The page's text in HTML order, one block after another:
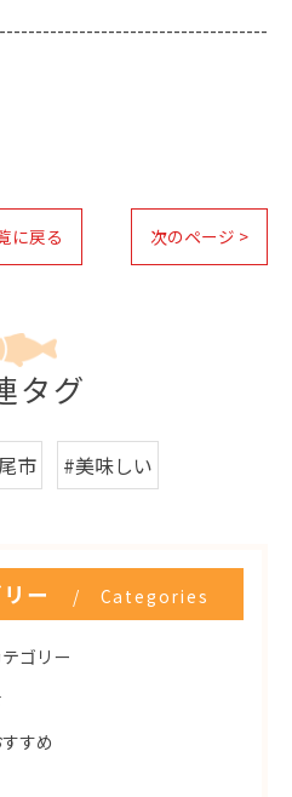
に戻る 次のページ >
タグ
市 #美味しい
ー Categories
ゴリー
すめ